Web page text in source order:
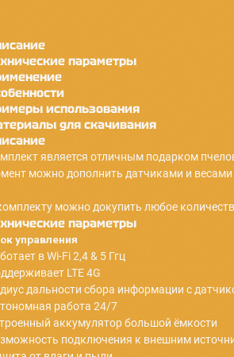
Описание
Технические параметры
Применение
Особенности
Примеры использования
Материалы для скачивания
Описание
Комплект является отличным
момент можно дополнить